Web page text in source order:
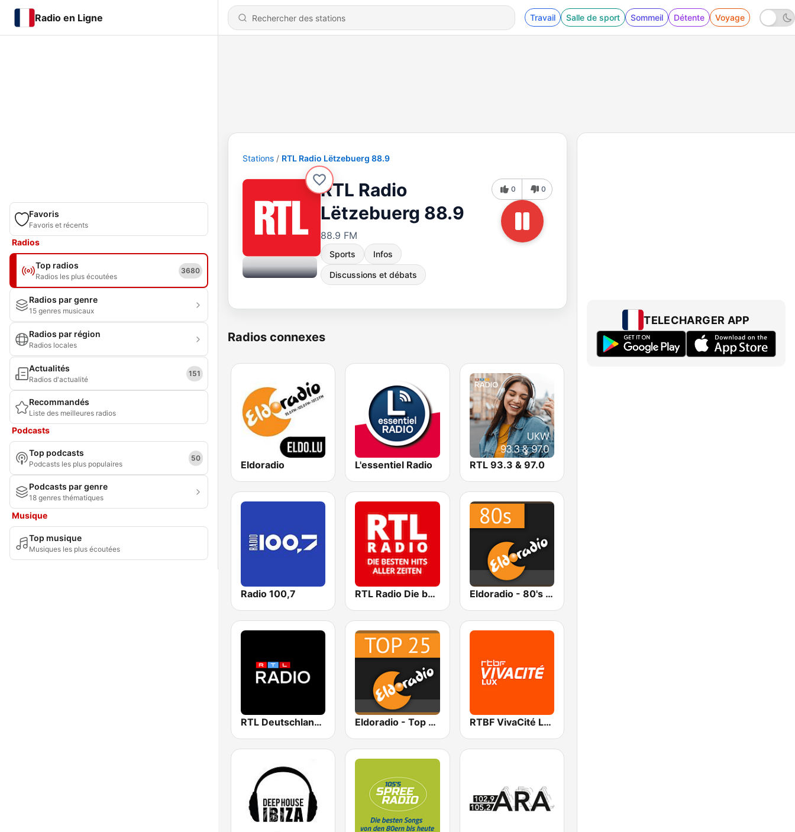
Radio en Ligne Travail Salle de sport Sommeil Détente Voyage
Favoris
Favoris et récents
Radios
Top radios
Radios les plus écoutées
3680
Radios par genre
15 genres musicaux
Radios par région
Radios locales
Actualités
Radios d'actualité
151
Recommandés
Liste des meilleures radios
Podcasts
Top podcasts
Podcasts les plus populaires
50
Podcasts par genre
18 genres thématiques
Musique
Top musique
Musiques les plus écoutées
Stations RTL Radio Lëtzebuerg 88.9
RTL Radio
Lëtzebuerg 88.9
88.9 FM
Sports Infos
Discussions et débats
0 0
Radios connexes
Eldoradio L'essentiel Radio RTL 93.3 & 97.0
Radio 100,7 RTL Radio Die besten Hits aller Zeiten Eldoradio - 80's Channel
RTL Deutschlands-Hitradio Eldoradio - Top 25 Channel RTBF VivaCité Luxembourg
TELECHARGER APP